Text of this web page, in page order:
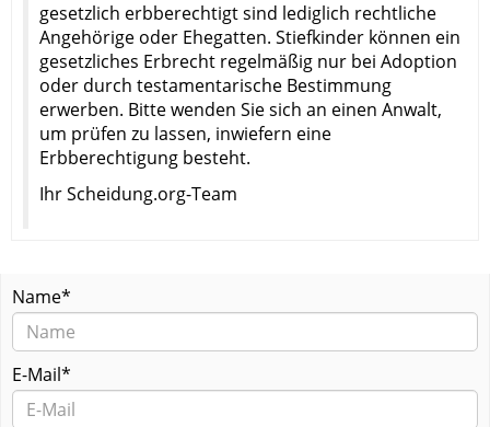
gesetzlich erbberechtigt sind lediglich rechtliche
Angehörige oder Ehegatten. Stiefkinder können ein
gesetzliches Erbrecht regelmäßig nur bei Adoption
oder durch testamentarische Bestimmung
erwerben. Bitte wenden Sie sich an einen Anwalt,
um prüfen zu lassen, inwiefern eine
Erbberechtigung besteht.
Ihr Scheidung.org-Team
Name*
E-Mail*